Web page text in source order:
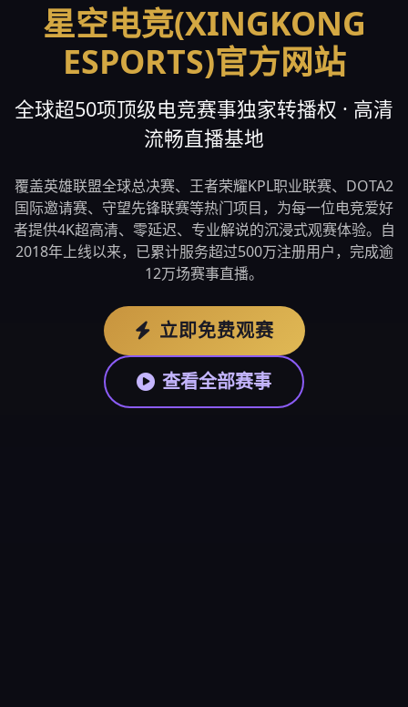
星空电竞(XINGKONG
ESPORTS)官方网站
全球超50项顶级电竞赛事独家转播权 · 高清
流畅直播基地
覆盖英雄联盟全球总决赛、王者荣耀KPL职业联赛、DOTA2
国际邀请赛、守望先锋联赛等热门项目，为每一位电竞爱好
者提供4K超高清、零延迟、专业解说的沉浸式观赛体验。自
2018年上线以来，已累计服务超过500万注册用户，完成逾
12万场赛事直播。
立即免费观赛
查看全部赛事